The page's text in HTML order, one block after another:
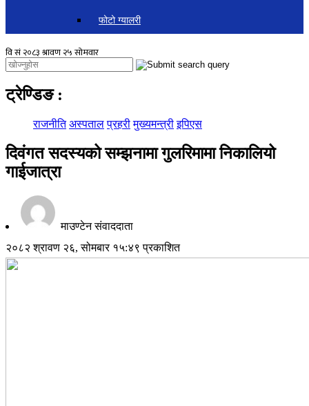
फोटो ग्यालरी
ट्रेण्डिङ :
राजनीति अस्पताल प्रहरी मुख्यमन्त्री इपिएस
दिवंगत सदस्यको सम्झनामा गुलरिमामा निकालियो
गाईजात्रा
माउण्टेन संवाददाता
२०८२ श्रावण २६, सोमबार १५:४९ प्रकाशित